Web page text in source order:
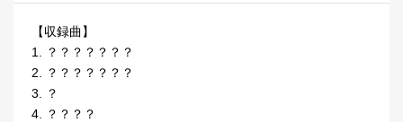
【収録曲】
1. ？？？？？？？
2. ？？？？？？？
3. ？
4. ？？？？